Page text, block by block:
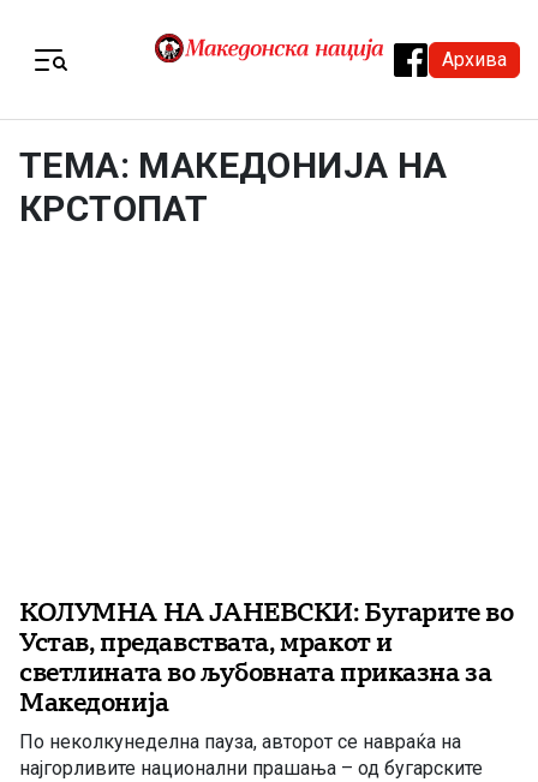
Архива
ТЕМА: МАКЕДОНИЈА НА
КРСТОПАТ
КОЛУМНА НА ЈАНЕВСКИ: Бугарите во
Устав, предавствата, мракот и
светлината во љубовната приказна за
Македонија
По неколкунеделна пауза, авторот се навраќа на
најгорливите национални прашања – од бугарските